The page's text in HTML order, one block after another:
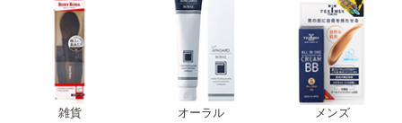
雑貨 オーラル メンズ